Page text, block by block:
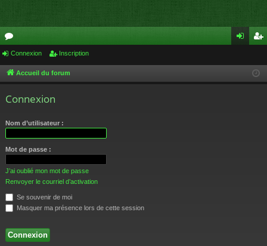
or
u cri
Connexion Inscription
Accueil du forum
Connexion
Nom d’utilisateur :
Mot de passe :
J’ai oublié mon mot de passe
Renvoyer le courriel d’activation
Se souvenir de moi
Masquer ma présence lors de cette session